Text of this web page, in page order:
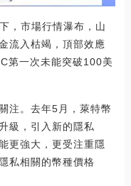
，市場行情瀑布，山
流入枯竭，頂部效應
第一次未能突破100美
注。去年5月，萊特幣
級，引入新的隱私
更強大，更受注重隱
私相關的幣種價格